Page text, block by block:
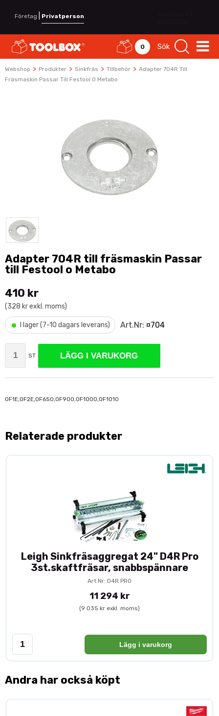
Företag Privatperson
0 Sök
Webshop > Produkter > Sinkfräs > Tillbehör > Adapter 704R Till
Fräsmaskin Passar Till Festool O Metabo
Adapter 704R till fräsmaskin Passar
till Festool o Metabo
410 kr
(328 kr exkl. moms)
• I lager (7-10 dagars leverans) Art.Nr: ¤704
ST LÄGG I VARUKORG
OF1E,OF2E,OF650,OF900,OF1000,OF1010
Relaterade produkter
Leigh Sinkfräsaggregat 24" D4R Pro
3st.skaftfräsar, snabbspännare
Art.Nr: D4R PRO
11 294 kr
(9 035 kr exkl. moms)
Lägg i varukorg
Andra har också köpt